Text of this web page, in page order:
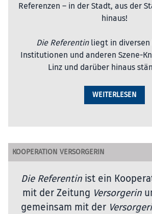
Referenzen – in der Stadt, aus der
hinaus!
Die Referentinliegt in
Institutionen und anderen Szene-
Linz und darüber hinaus
WEITERLESEN
KOOPERATION VERSORGERIN
Die Referentin ist ein
mit der Zeitung Versorgerin
gemeinsam mit der